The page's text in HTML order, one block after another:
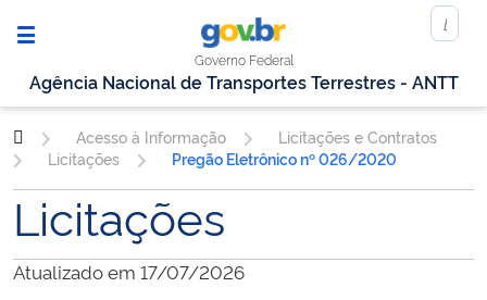
Governo Federal
Agência Nacional de Transportes Terrestres - ANTT
Acesso à Informação
Licitações e Contratos
Licitações
Pregão Eletrônico nº 026/2020
Licitações
Atualizado em 17/07/2026